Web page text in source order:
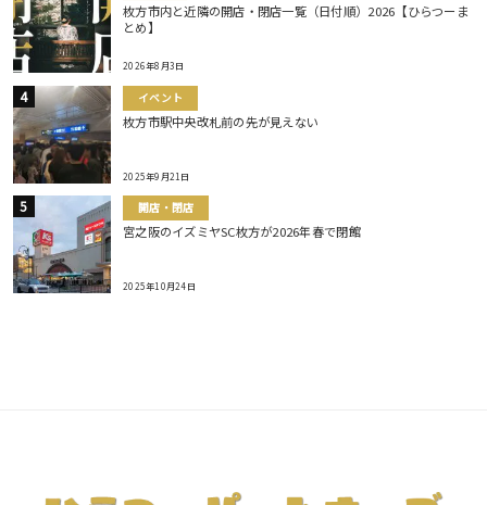
枚方市内と近隣の開店・閉店一覧（日付順）2026【ひらつーま
とめ】
2026年8月3日
イベント
枚方市駅中央改札前の先が見えない
2025年9月21日
開店・閉店
宮之阪のイズミヤSC枚方が2026年春で閉館
2025年10月24日